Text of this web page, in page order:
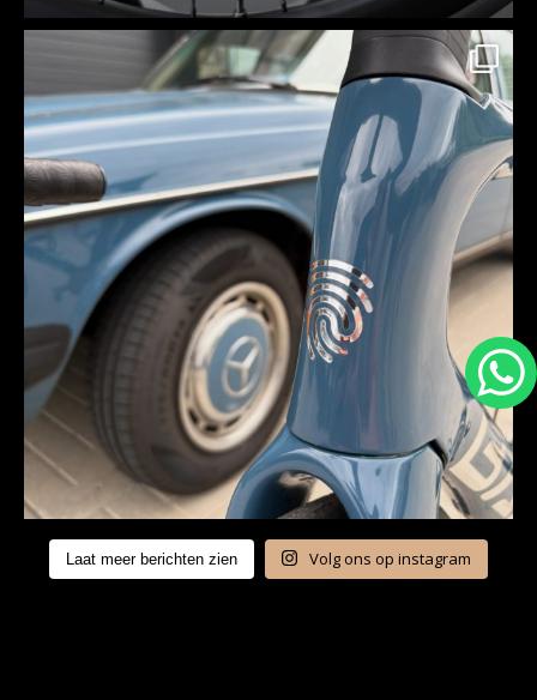
Laat meer berichten zien Volg ons op instagram